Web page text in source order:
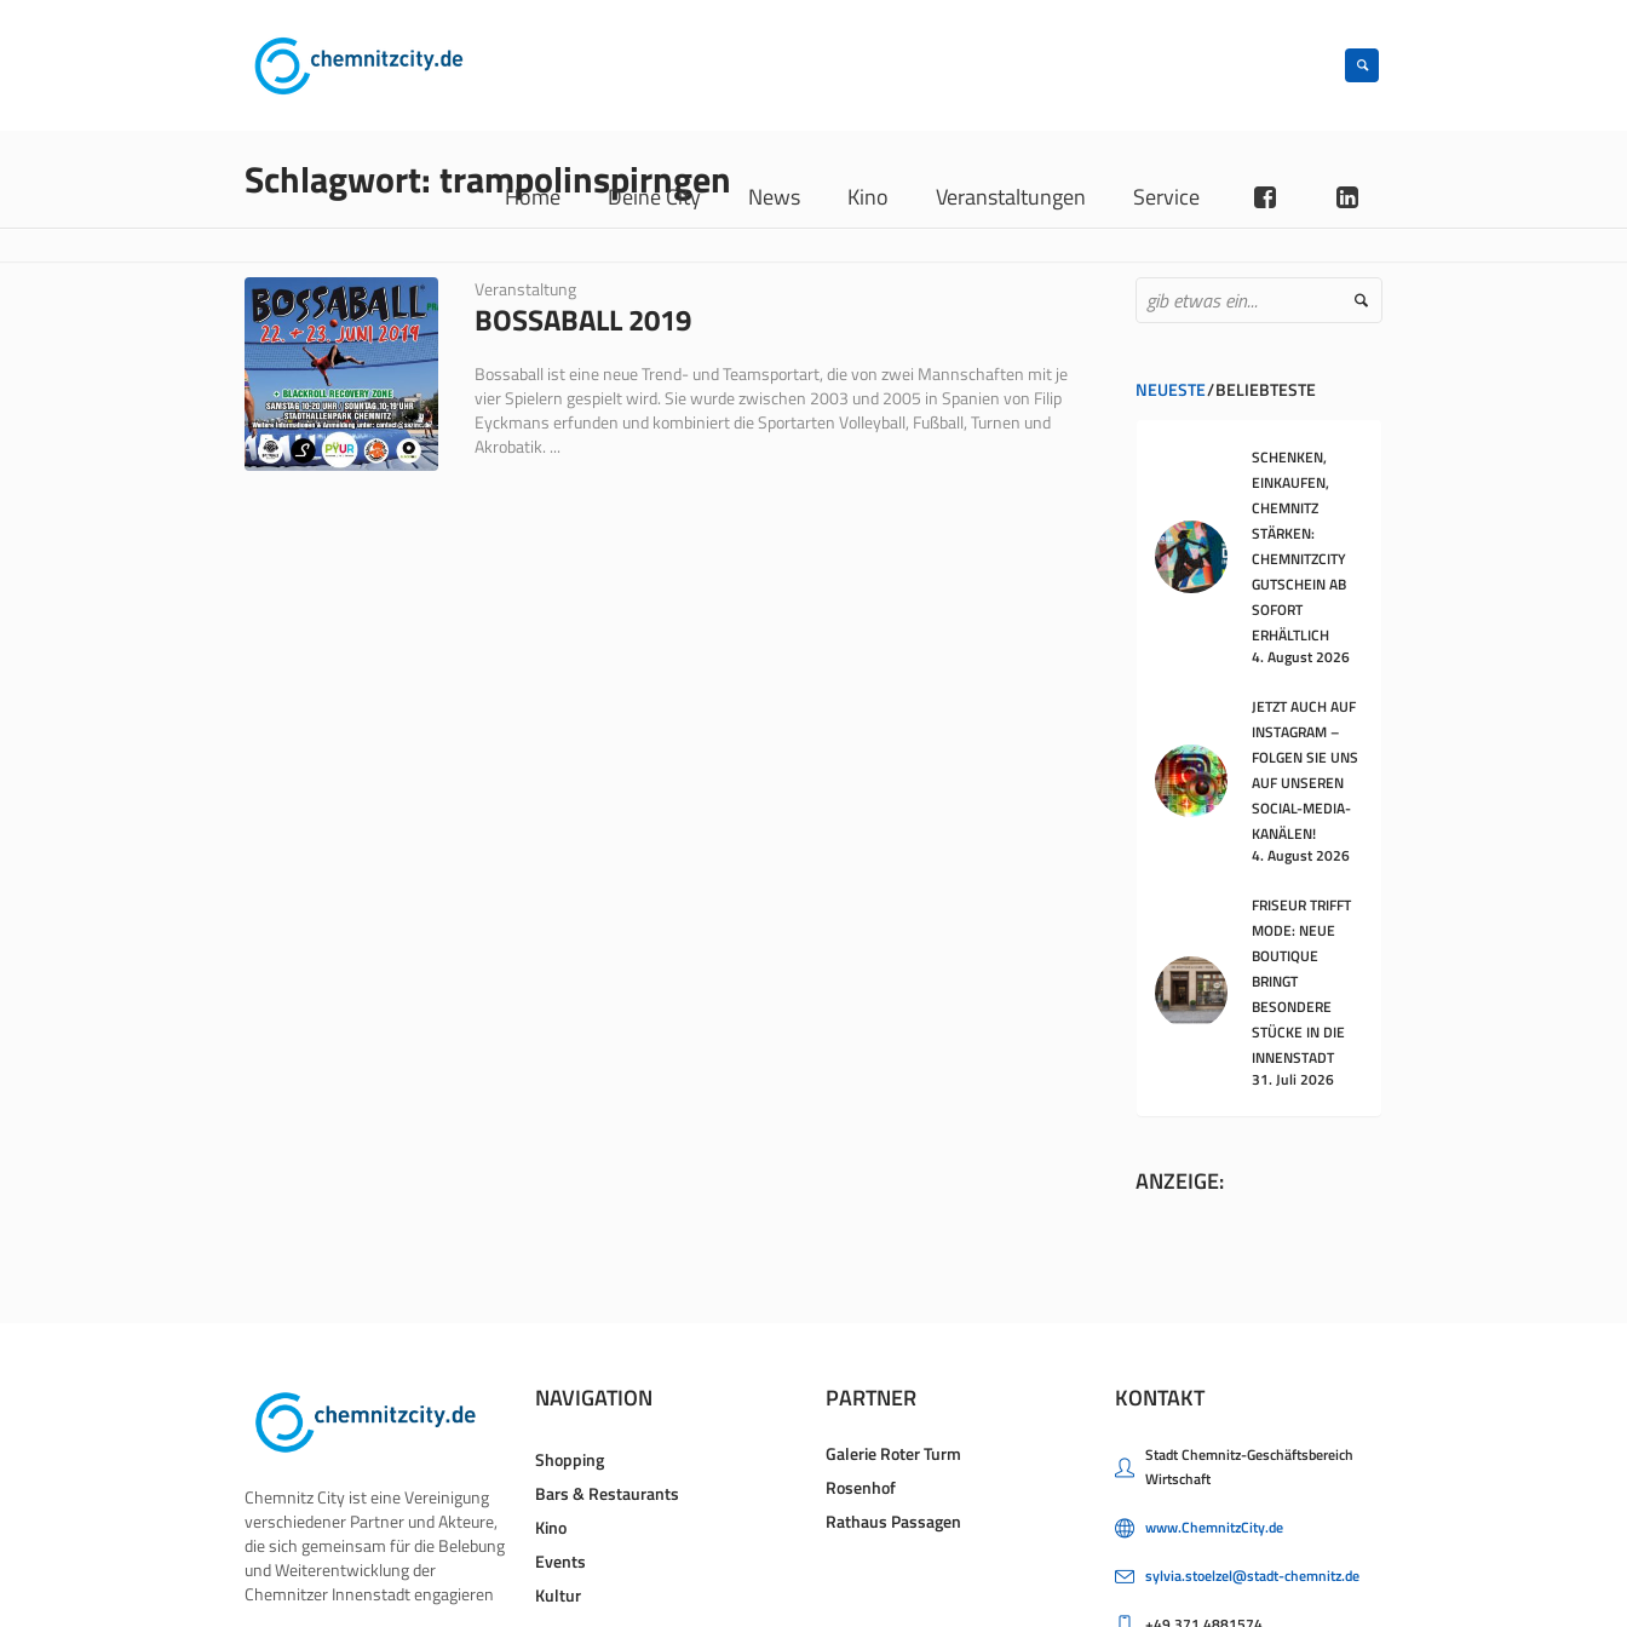
Home Deine City News Kino Veranstaltungen Service
Schlagwort:trampolinspirngen
Veranstaltung
BOSSABALL 2019
Bossaball ist eine neue Trend- und Teamsportart, die von zwei Mannschaften mit je
vier Spielern gespielt wird. Sie wurde zwischen 2003 und 2005 in Spanien von Filip
Eyckmans erfunden und kombiniert die Sportarten Volleyball, Fußball, Turnen und
Akrobatik. ...
NEUESTE BELIEBTESTE
SCHENKEN,
EINKAUFEN,
CHEMNITZ
STÄRKEN:
CHEMNITZCITY
GUTSCHEIN AB
SOFORT
ERHÄLTLICH
4. August 2026
JETZT AUCH AUF
INSTAGRAM –
FOLGEN SIE UNS
AUF UNSEREN
SOCIAL-MEDIA-
KANÄLEN!
4. August 2026
FRISEUR TRIFFT
MODE: NEUE
BOUTIQUE
BRINGT
BESONDERE
STÜCKE IN DIE
INNENSTADT
31. Juli 2026
ANZEIGE:
Chemnitz City ist eine Vereinigung
verschiedener Partner und Akteure,
die sich gemeinsam für die Belebung
und Weiterentwicklung der
Chemnitzer Innenstadt engagieren
NAVIGATION
Shopping
Bars & Restaurants
Kino
Events
Kultur
PARTNER
Galerie Roter Turm
Rosenhof
Rathaus Passagen
KONTAKT
Stadt Chemnitz-Geschäftsbereich
Wirtschaft
www.ChemnitzCity.de
sylvia.stoelzel@stadt-chemnitz.de